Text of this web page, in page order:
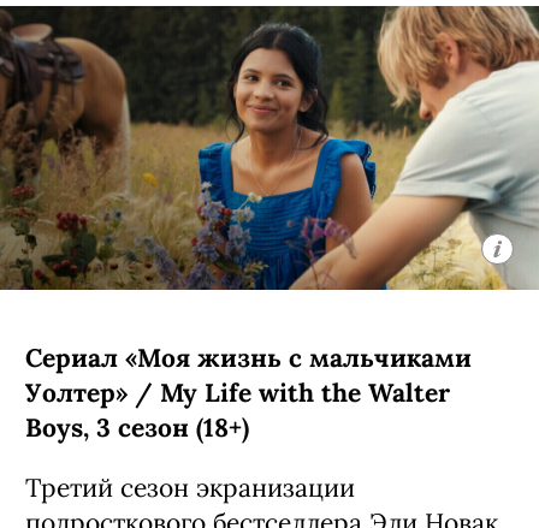
Сериал «Моя жизнь с мальчиками
Уолтер» / My Life with the Walter
Boys, 3 сезон (18+)
Третий сезон экранизации